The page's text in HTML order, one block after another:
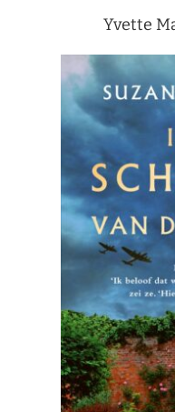
Yvette